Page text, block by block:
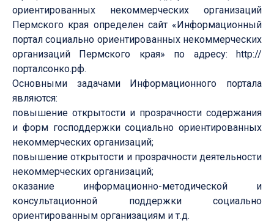
ориентированных некоммерческих организаций
Пермского края определен сайт «Информационный
портал социально ориентированных некоммерческих
организаций Пермского края» по адресу: http://
порталсонко.рф.
Основными задачами Информационного портала
являются:
повышение открытости и прозрачности содержания
и форм господдержки социально ориентированных
некоммерческих организаций;
повышение открытости и прозрачности деятельности
некоммерческих организаций;
оказание информационно-методической и
консультационной поддержки социально
ориентированным организациям и т.д.